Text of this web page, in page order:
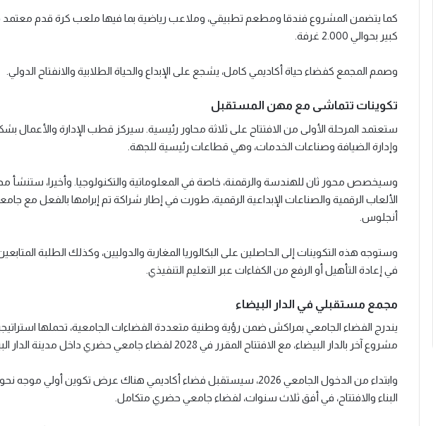
كما يتضمن المشروع فندقا ومطعم تطبيقي، وملاعب رياضية بما فيها ملعب كرة قدم معتمد
كبير بحوالي 2.000 غرفة.
وصمم المجمع كفضاء حياة أكاديمي كامل، يشجع على الإبداع والحياة الطلابية والانفتاح الدولي.
تكوينات تتماشى مع مهن المستقبل
ستعتمد المرحلة الأولى من الافتتاح على ثلاثة محاور رئيسية. سيركز قطب الإدارة والأعمال
وإدارة الضيافة وصناعات الخدمات، وهي قطاعات رئيسية للجهة.
وسيخصص محور ثان للهندسة والرقمنة، خاصة في المعلوماتية والتكنولوجيا. وأخيرا،
الألعاب الرقمية والصناعات الإبداعية الرقمية، طورت في إطار شراكة تم إبرامها بالفعل مع
أنجلوس.
وستوجه هذه التكوينات إلى الحاصلين على البكالوريا المغاربة والدوليين، وكذلك الطلبة
في إعادة التأهيل أو الرفع من الكفاءات عبر التعليم التنفيذي.
مجمع مستقبلي في الدار البيضاء
مشروع آخر بالدار البيضاء، مع الافتتاح المقرر في 2028 لفضاء جامعي حضري داخل مدينة الدار البيضاء المالية.
وابتداء من الدخول الجامعي 2026، سيستقبل فضاء أكاديمي هناك عرض تكوين أولي
البناء والافتتاح، في أفق ثلاث سنوات، لفضاء جامعي حضري متكامل.